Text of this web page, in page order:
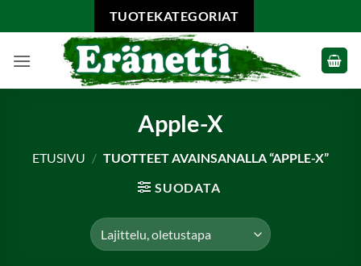
to
TUOTEKATEGORIAT
Apple-X
ETUSIVU / TUOTTEET AVAINSANALLA “APPLE-X”
SUODATA